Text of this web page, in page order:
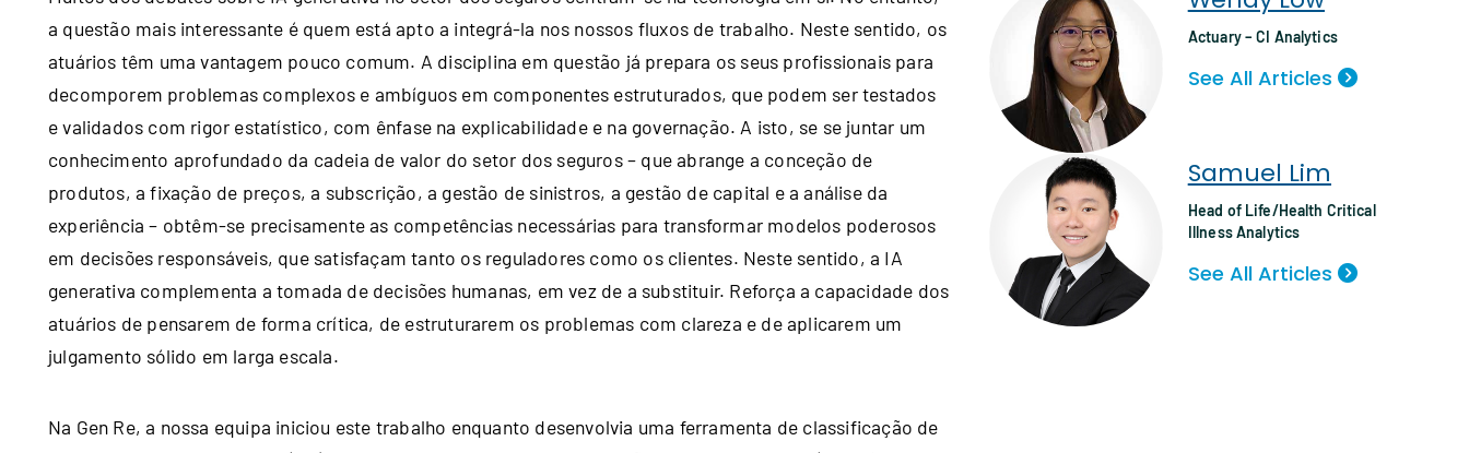
a questão mais interessante é quem está apto a integrá‑la nos nossos fluxos de trabalho. Neste sentido, os
atuários têm uma vantagem pouco comum. A disciplina em questão já prepara os seus profissionais para
decomporem problemas complexos e ambíguos em componentes estruturados, que podem ser testados
e validados com rigor estatístico, com ênfase na explicabilidade e na governação. A isto, se se juntar um
conhecimento aprofundado da cadeia de valor do setor dos seguros – que abrange a conceção de
produtos, a fixação de preços, a subscrição, a gestão de sinistros, a gestão de capital e a análise da
experiência – obtêm‑se precisamente as competências necessárias para transformar modelos poderosos
em decisões responsáveis, que satisfaçam tanto os reguladores como os clientes. Neste sentido, a IA
generativa complementa a tomada de decisões humanas, em vez de a substituir. Reforça a capacidade dos
atuários de pensarem de forma crítica, de estruturarem os problemas com clareza e de aplicarem um
julgamento sólido em larga escala.
Na Gen Re, a nossa equipa iniciou este trabalho enquanto desenvolvia uma ferramenta de classificação de
Actuary – CI Analytics
See All Articles
Samuel Lim
Head of Life/Health Critical
Illness Analytics
See All Articles